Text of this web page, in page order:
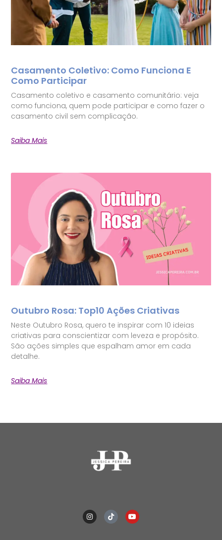
Casamento Coletivo: Como Funciona E
Como Participar
Casamento coletivo e casamento comunitário: veja
como funciona, quem pode participar e como fazer o
casamento civil sem complicação.
Saiba Mais
Outubro Rosa: Top10 Ações Criativas
Neste Outubro Rosa, quero te inspirar com 10 ideias
criativas para conscientizar com leveza e propósito.
São ações simples que espalham amor em cada
detalhe.
Saiba Mais